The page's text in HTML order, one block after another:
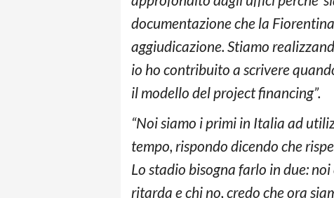
documentazione che la
aggiudicazione. Stiamo
io ho contribuito a scrivere
il modello del project financing”.
“Noi siamo i primi in Italia ad
tempo, rispondo dicendo che
Lo stadio bisogna farlo in due:
ritarda e chi no, credo che ora